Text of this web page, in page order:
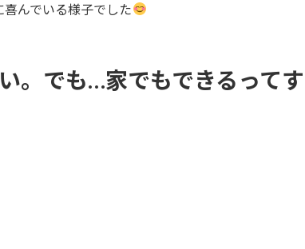
喜んでいる様子でした
。でも…家でもできるってす